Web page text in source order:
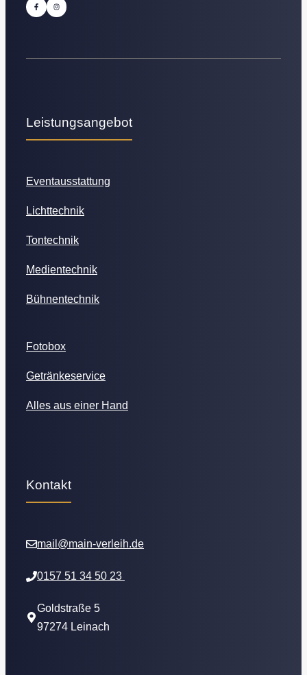
Leistungsangebot
Eventausstattung
Lichttechnik
Tontechnik
Medientechnik
Bühnentechnik
Fotobox
Getränkeservice
Alles aus einer Hand
Kontakt
mail@main-verleih.de
0157 51 34 50 23
Goldstraße 5
97274 Leinach